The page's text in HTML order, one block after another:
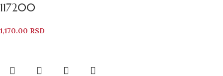
117200
1,170.00 RSD